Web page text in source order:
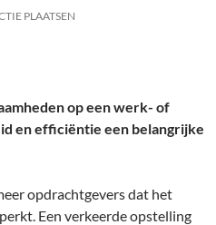
PLAATSEN
op een werk- of
en efficiëntie een belangrijke
opdrachtgevers dat het
Een verkeerde opstelling